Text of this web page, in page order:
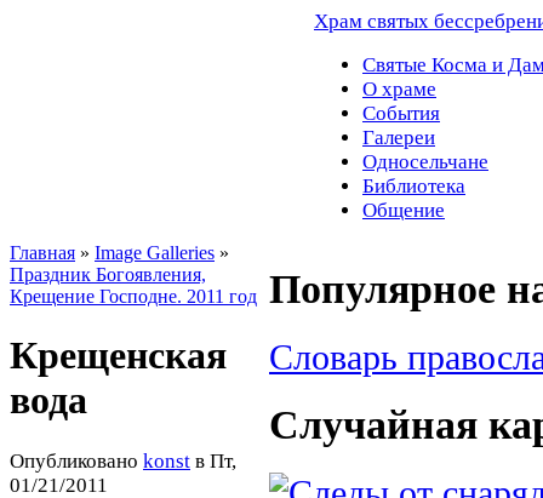
Храм святых
Святые Косма и
О храме
События
Галереи
Односельчане
Библиотека
Общение
Главная » Image Galleries »
Праздник Богоявления,
Крещение Господне. 2011 год
Крещенская
вода
Опубликовано konst в Пт,
01/21/2011
Популярное
Словарь
Случайная